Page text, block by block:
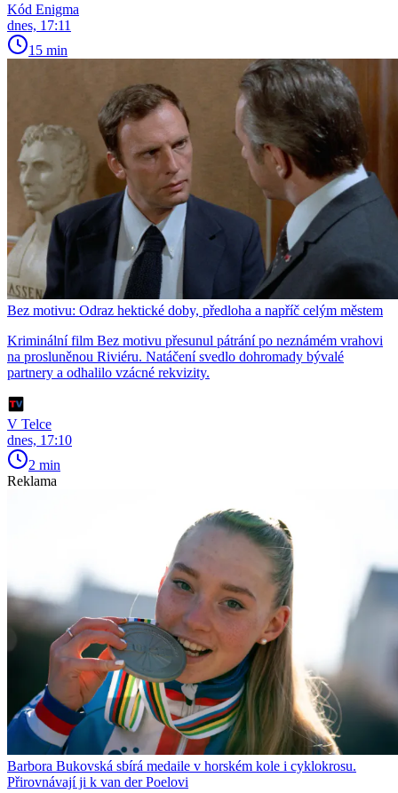
Kód Enigma
dnes, 17:11
15 min
Bez motivu: Odraz hektické doby, předloha a napříč celým městem
Kriminální film Bez motivu přesunul pátrání po neznámém vrahovi
na prosluněnou Riviéru. Natáčení svedlo dohromady bývalé
partnery a odhalilo vzácné rekvizity.
V Telce
dnes, 17:10
2 min
Reklama
Barbora Bukovská sbírá medaile v horském kole i cyklokrosu.
Přirovnávají ji k van der Poelovi